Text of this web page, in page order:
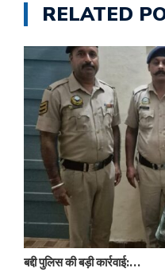
RELATED
बद्दी पुलिस की बड़ी कार्रवाई:…